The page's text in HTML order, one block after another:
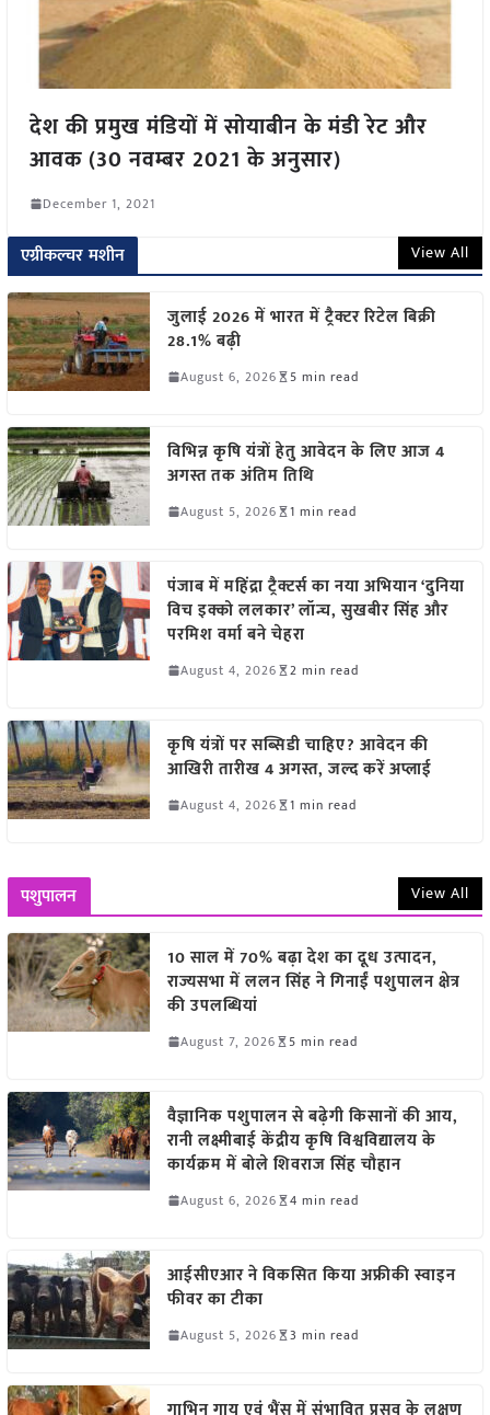
देश की प्रमुख मंडियों में सोयाबीन के मंडी रेट और
आवक (30 नवम्बर 2021 के अनुसार)
December 1, 2021
एग्रीकल्चर मशीन View All
जुलाई 2026 में भारत में ट्रैक्टर रिटेल बिक्री
28.1% बढ़ी
August 6, 2026 5 min read
विभिन्न कृषि यंत्रों हेतु आवेदन के लिए आज 4
अगस्त तक अंतिम तिथि
August 5, 2026 1 min read
पंजाब में महिंद्रा ट्रैक्टर्स का नया अभियान ‘दुनिया
विच इक्को ललकार’ लॉन्च, सुखबीर सिंह और
परमिश वर्मा बने चेहरा
August 4, 2026 2 min read
कृषि यंत्रों पर सब्सिडी चाहिए? आवेदन की
आखिरी तारीख 4 अगस्त, जल्द करें अप्लाई
August 4, 2026 1 min read
पशुपालन View All
10 साल में 70% बढ़ा देश का दूध उत्पादन,
राज्यसभा में ललन सिंह ने गिनाईं पशुपालन क्षेत्र
की उपलब्धियां
August 7, 2026 5 min read
वैज्ञानिक पशुपालन से बढ़ेगी किसानों की आय,
रानी लक्ष्मीबाई केंद्रीय कृषि विश्वविद्यालय के
कार्यक्रम में बोले शिवराज सिंह चौहान
August 6, 2026 4 min read
आईसीएआर ने विकसित किया अफ्रीकी स्वाइन
फीवर का टीका
August 5, 2026 3 min read